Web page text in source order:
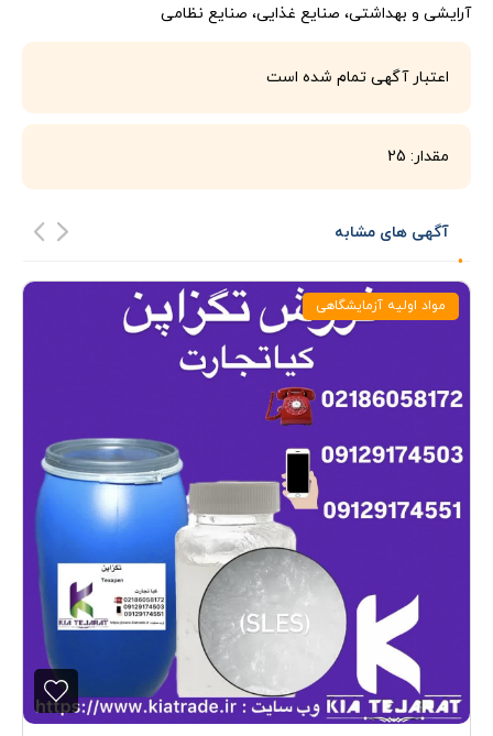
آرایشی و بهداشتی، صنایع غذایی، صنایع نظامی
اعتبار آگهی تمام شده است
مقدار: 25
آگهی های مشابه
مواد اولیه آزمایشگاهی